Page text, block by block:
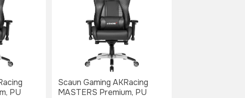
PU
Scaun Gaming AKRacing
MASTERS Premium, PU